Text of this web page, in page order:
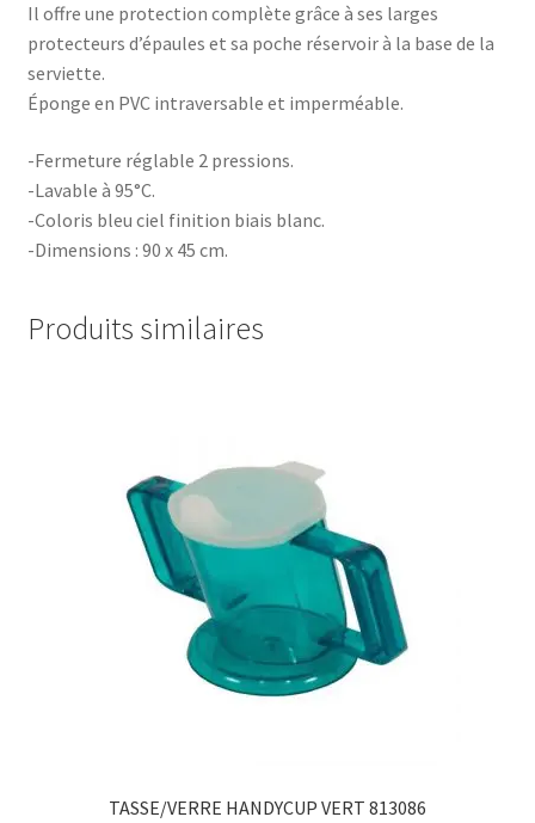
Il offre une protection complète grâce à ses larges
protecteurs d’épaules et sa poche réservoir à la base de la
serviette.
Éponge en PVC intraversable et imperméable.
-Fermeture réglable 2 pressions.
-Lavable à 95°C.
-Coloris bleu ciel finition biais blanc.
-Dimensions : 90 x 45 cm.
Produits similaires
TASSE/VERRE HANDYCUP VERT 813086